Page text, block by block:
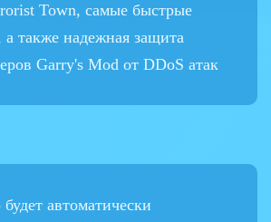
Town, самые быстрые
также надежная защита
Garry's Mod от DDoS атак
автоматически